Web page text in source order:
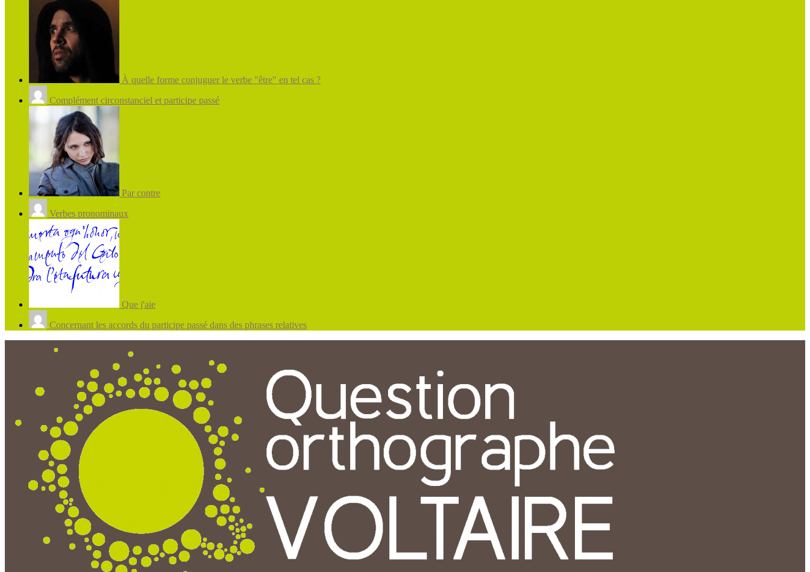
À quelle forme conjuguer le verbe "être" en tel cas ?
Complément circonstanciel et participe passé
Par contre
Verbes pronominaux
Que j'aie
Concernant les accords du participe passé dans des phrases relatives